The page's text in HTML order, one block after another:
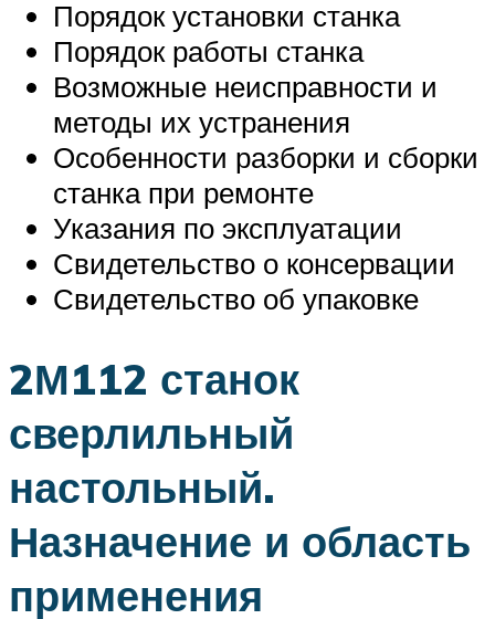
Порядок установки станка
Порядок работы станка
Возможные неисправности и
методы их устранения
Особенности разборки и сборки
станка при ремонте
Указания по эксплуатации
Свидетельство о консервации
Свидетельство об упаковке
2М112 станок
сверлильный
настольный.
Назначение и область
применения